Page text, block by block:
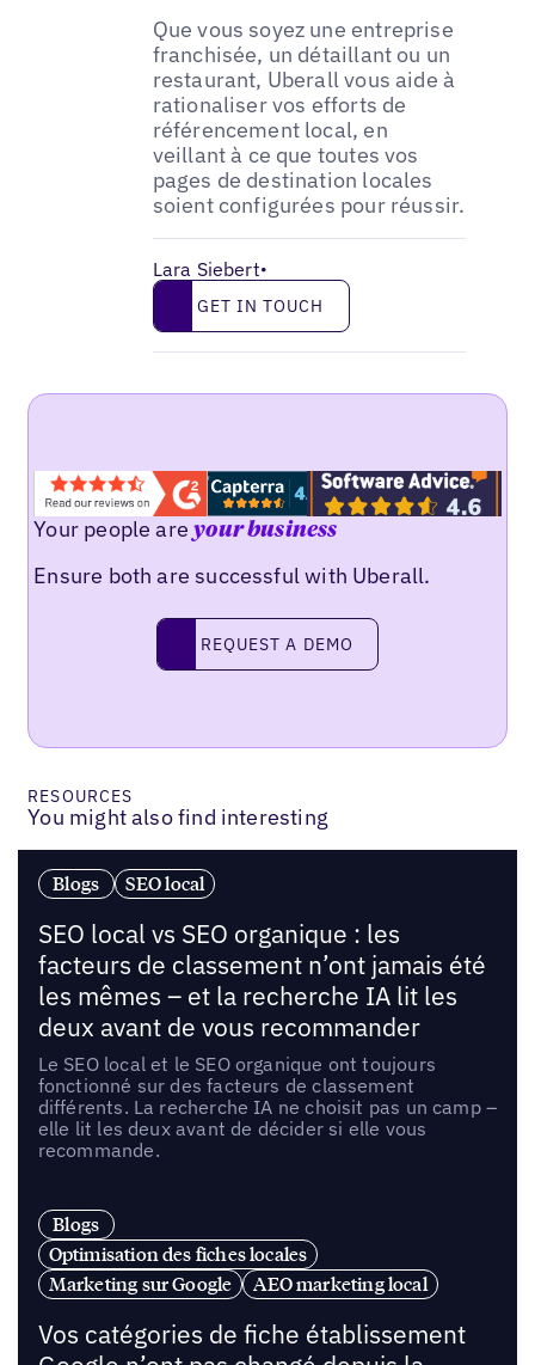
Que vous soyez une entreprise
franchisée, un détaillant ou un
restaurant, Uberall vous aide à
rationaliser vos efforts de
référencement local, en
veillant à ce que toutes vos
pages de destination locales
soient configurées pour réussir.
Lara Siebert•
Get in touch
GET IN TOUCH
Your people areyour business
Ensure both are successful with Uberall.
Request a demo
REQUEST A DEMO
RESOURCES
You might also find interesting
Blogs SEO local
SEO local vs SEO organique : les
facteurs de classement n’ont jamais été
les mêmes – et la recherche IA lit les
deux avant de vous recommander
Le SEO local et le SEO organique ont toujours
fonctionné sur des facteurs de classement
différents. La recherche IA ne choisit pas un camp –
elle lit les deux avant de décider si elle vous
recommande.
Blogs
Optimisation des fiches locales
Marketing sur Google
AEO marketing local
Vos catégories de fiche établissement